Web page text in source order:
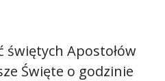
świętych Apostołów
Święte o godzinie